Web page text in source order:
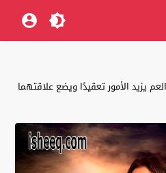
يزيد الأمور تعقيدًا ويضع علاقتهما